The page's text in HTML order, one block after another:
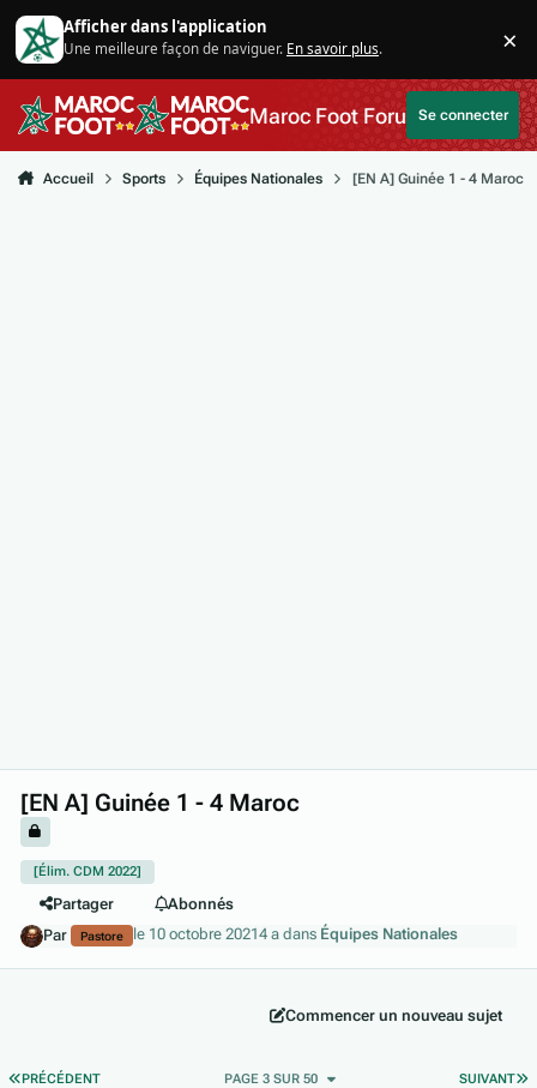
Aller au contenu
Afficher dans l'application
Une meilleure façon de naviguer. En savoir plus. ×
Maroc Foot ForumSe connecter
Accueil Sports Équipes Nationales [EN A] Guinée 1 - 4 Maroc
[EN A] Guinée 1 - 4 Maroc
[Élim. CDM 2022]
Partager
Abonnés
Par
Pastore le 10 octobre 20214 a dans Équipes Nationales
Commencer un nouveau sujet
PREMIÈRE PAGE
PRÉCÉDENT SUIVANT
PAGE 3 SUR 50